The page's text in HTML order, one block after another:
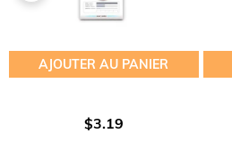
AJOUTER AU PANIER
$3.19